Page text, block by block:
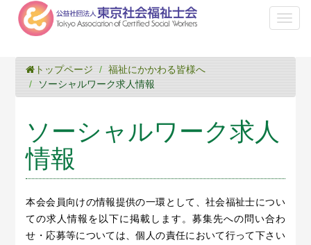
トップページ
福祉にかかわる皆様へ
ソーシャルワーク求人情報
ソーシャルワーク求人
情報
本会会員向けの情報提供の一環として、社会福祉士につい
ての求人情報を以下に掲載します。募集先への問い合わ
せ・応募等については、個人の責任において行って下さい